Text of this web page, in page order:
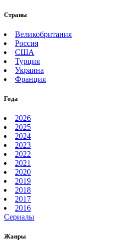
Страны
Великобритания
Россия
США
Турция
Украина
Франция
Года
2026
2025
2024
2023
2022
2021
2020
2019
2018
2017
2016
Сериалы
Жанры